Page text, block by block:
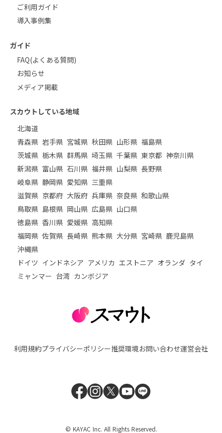
ご利用ガイド
導入事例集
ガイド
FAQ(よくある質問)
お知らせ
メディア掲載
スカウトしている地域
北海道
青森県 岩手県 宮城県 秋田県 山形県 福島県
茨城県 栃木県 群馬県 埼玉県 千葉県 東京都 神奈川県
新潟県 富山県 石川県 福井県 山梨県 長野県
岐阜県 静岡県 愛知県 三重県
滋賀県 京都府 大阪府 兵庫県 奈良県 和歌山県
鳥取県 島根県 岡山県 広島県 山口県
徳島県 香川県 愛媛県 高知県
福岡県 佐賀県 長崎県 熊本県 大分県 宮崎県 鹿児島県
沖縄県
ドイツ インドネシア アメリカ エストニア オランダ タイ
ミャンマー 台湾 カンボジア
利用規約プライバシーポリシー推奨環境お問い合わせ運営会社
© KAYAC Inc. All Rights Reserved.